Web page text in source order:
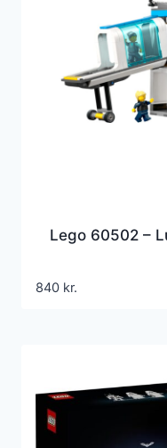
Lego 60502 –
840 kr.